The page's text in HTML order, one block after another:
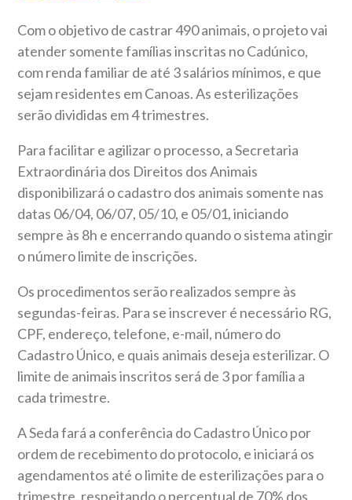
Com o objetivo de castrar 490 animais, o projeto vai
atender somente famílias inscritas no Cadúnico,
com renda familiar de até 3 salários mínimos, e que
sejam residentes em Canoas. As esterilizações
serão divididas em 4 trimestres.
Para facilitar e agilizar o processo, a Secretaria
Extraordinária dos Direitos dos Animais
disponibilizará o cadastro dos animais somente nas
datas 06/04, 06/07, 05/10, e 05/01, iniciando
sempre às 8h e encerrando quando o sistema atingir
o número limite de inscrições.
Os procedimentos serão realizados sempre às
segundas-feiras. Para se inscrever é necessário RG,
CPF, endereço, telefone, e-mail, número do
Cadastro Único, e quais animais deseja esterilizar. O
limite de animais inscritos será de 3 por família a
cada trimestre.
A Seda fará a conferência do Cadastro Único por
ordem de recebimento do protocolo, e iniciará os
agendamentos até o limite de esterilizações para o
trimestre, respeitando o percentual de 70% dos